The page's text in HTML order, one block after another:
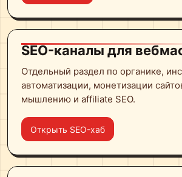
SEO-каналы для
Отдельный раздел по органике,
автоматизации, монетизации
мышлению и affiliate SEO.
Открыть SEO-хаб